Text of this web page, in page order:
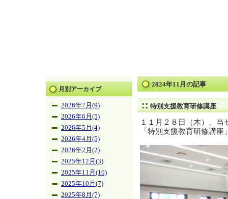
月別アーカイブ
2026年7月(9)
2026年6月(5)
2026年5月(4)
2026年4月(5)
2026年2月(2)
2025年12月(3)
2025年11月(10)
2025年10月(7)
2025年8月(7)
2024年11月の記事
特別支援教育研修講座
１１月２８日（木）、
「特別支援教育研修講